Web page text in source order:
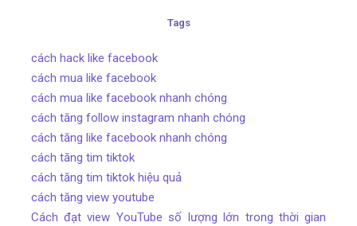
Tags
cách hack like facebook
cách mua like facebook
cách mua like facebook nhanh chóng
cách tăng follow instagram nhanh chóng
cách tăng like facebook nhanh chóng
cách tăng tim tiktok
cách tăng tim tiktok hiệu quả
cách tăng view youtube
Cách đạt view YouTube số lượng lớn trong thời gian